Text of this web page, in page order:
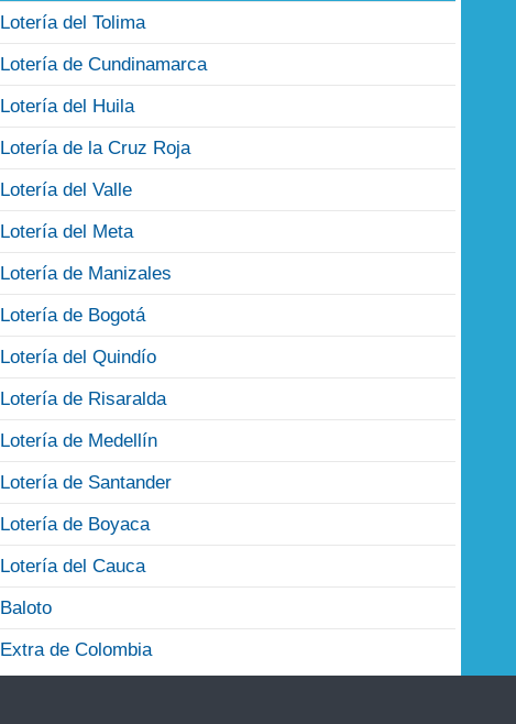
Lotería del Tolima
Lotería de Cundinamarca
Lotería del Huila
Lotería de la Cruz Roja
Lotería del Valle
Lotería del Meta
Lotería de Manizales
Lotería de Bogotá
Lotería del Quindío
Lotería de Risaralda
Lotería de Medellín
Lotería de Santander
Lotería de Boyaca
Lotería del Cauca
Baloto
Extra de Colombia